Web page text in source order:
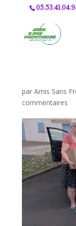
par Amis Sans
commentaires